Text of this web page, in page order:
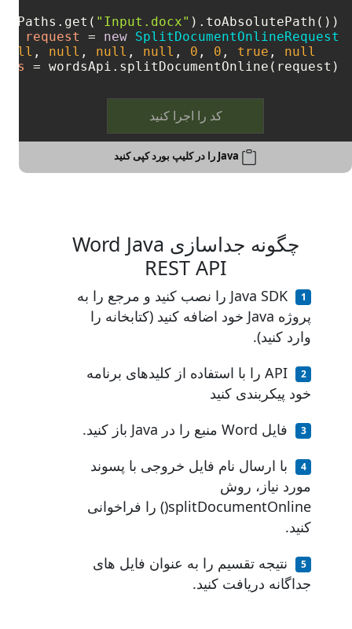
"Input.docx" ).toAbsolutePath());
request = new SplitDocumentOnlineRequest
null , null , null , null , 0 , 0 , true , null
= wordsApi.splitDocumentOnline(request);
کد را اجرا کنید
Java را در کلیپ بورد کپی کنید
چگونه جداسازی Word Java
REST API
Java SDK را نصب کنید و مرجع را به
پروژه Java خود اضافه کنید (کتابخانه را
وارد کنید).
API را با استفاده از کلیدهای برنامه
خود پیکربندی کنید
فایل Word منبع را در Java باز کنید.
با ارسال نام فایل خروجی با پسوند
مورد نیاز، روش
splitDocumentOnline() را فراخوانی
کنید.
نتیجه تقسیم را به عنوان فایل های
جداگانه دریافت کنید.